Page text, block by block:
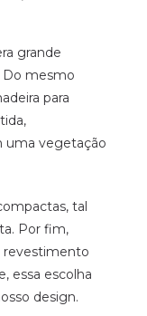
grande
Do mesmo
para
uma vegetação
tal
Por fim,
revestimento
essa escolha
design.